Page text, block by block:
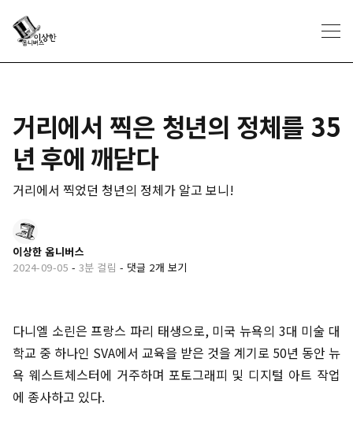
거리에서 찍은 청년의 정체를 35
년 후에 깨닫다
거리에서 찍었던 청년의 정체가 알고 보니!
이상한 옴니버스
2024-09-05 - 3분 걸림 - 댓글 2개 보기
다니엘 소린은 프랑스 파리 태생으로, 미국 뉴욕의 3대 미술 대
학교 중 하나인 SVA에서 교육을 받은 것을 계기로 50년 동안 뉴
욕 웨스트체스터에 거주하며 포토그래피 및 디지털 아트 작업
에 종사하고 있다.